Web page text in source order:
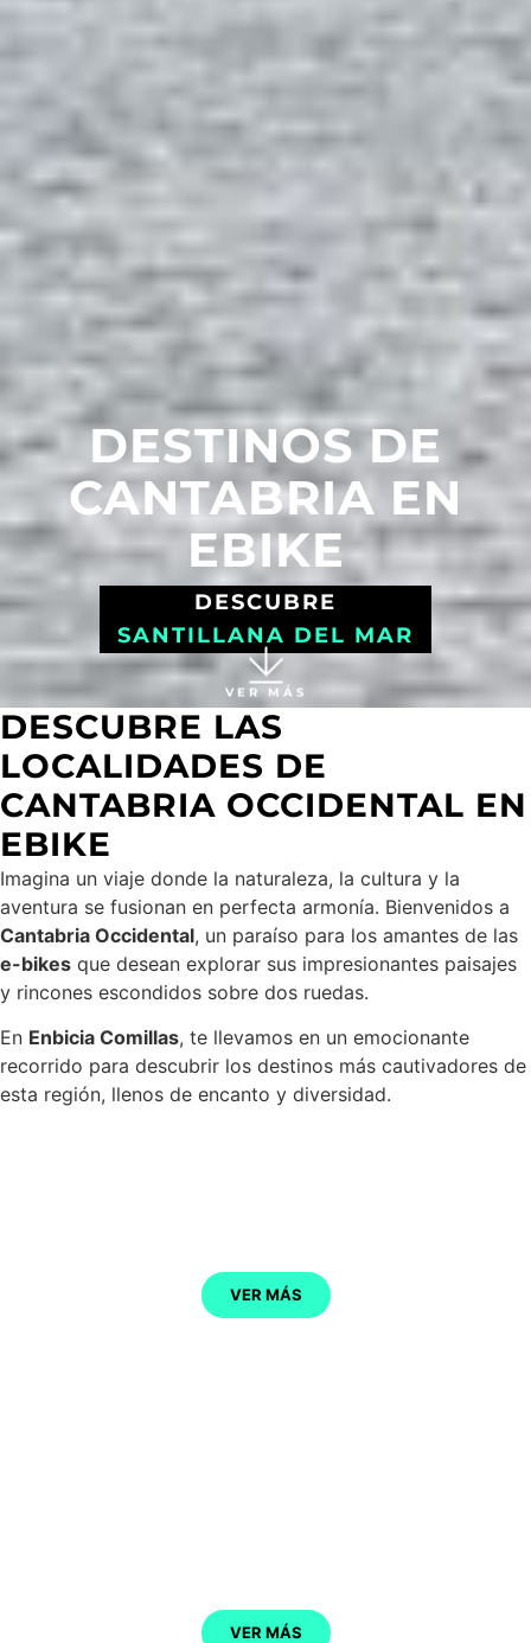
DESTINOS DE
CANTABRIA EN
EBIKE
DESCUBRE
SANTILLANA DEL MAR
VER MÁS
DESCUBRE LAS
LOCALIDADES DE
CANTABRIA OCCIDENTAL EN
EBIKE
Imagina un viaje donde la naturaleza, la cultura y la
aventura se fusionan en perfecta armonía. Bienvenidos a
Cantabria Occidental, un paraíso para los amantes de las
e-bikes que desean explorar sus impresionantes paisajes
y rincones escondidos sobre dos ruedas.
En Enbicia Comillas, te llevamos en un emocionante
recorrido para descubrir los destinos más cautivadores de
esta región, llenos de encanto y diversidad.
VER MÁS
VER MÁS